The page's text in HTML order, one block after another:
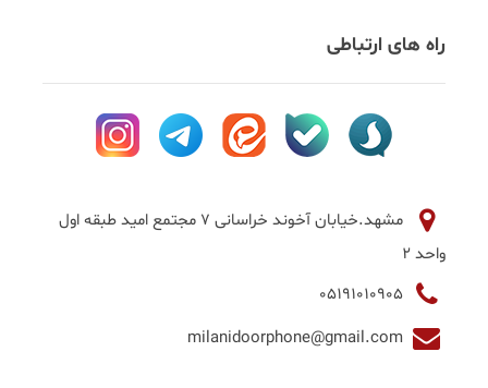
راه های ارتباطی
مشهد.خیابان آخوند خراسانی 7 مجتمع امید طبقه اول
واحد 2